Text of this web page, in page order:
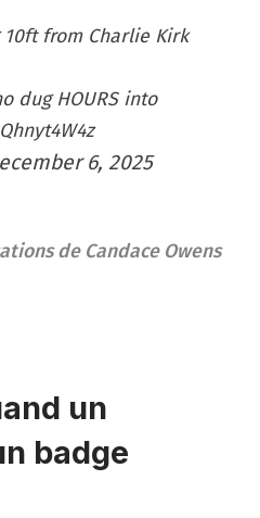
from Charlie Kirk
dug HOURS into
6, 2025
de Candace Owens
un
badge